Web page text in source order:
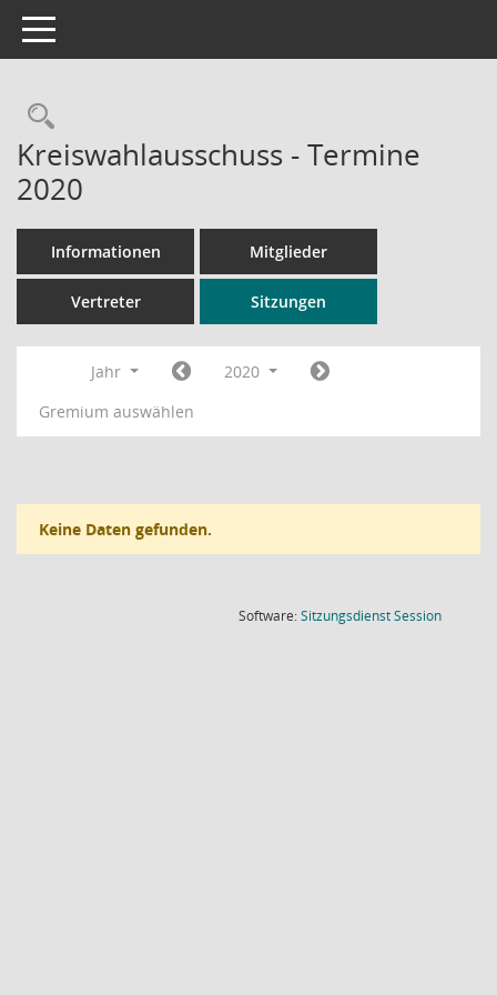
Toggle navigation
Rechercheauswahl
Kreiswahlausschuss - Termine
2020
Informationen Mitglieder
Vertreter Sitzungen
Jahr
2020
Gremium auswählen
Keine Daten gefunden.
Software:SitzungsdienstSession(Wird in